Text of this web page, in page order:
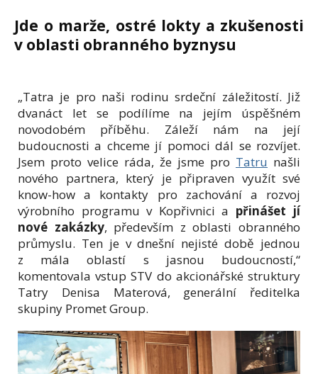
Jde o marže, ostré lokty a zkušenosti
v oblasti obranného byznysu
„Tatra je pro naši rodinu srdeční záležitostí. Již
dvanáct let se podílíme na jejím úspěšném
novodobém příběhu. Záleží nám na její
budoucnosti a chceme jí pomoci dál se rozvíjet.
Jsem proto velice ráda, že jsme pro Tatru našli
nového partnera, který je připraven využít své
know-how a kontakty pro zachování a rozvoj
výrobního programu v Kopřivnici a přinášet jí
nové zakázky, především z oblasti obranného
průmyslu. Ten je v dnešní nejisté době jednou
z mála oblastí s jasnou budoucností,“
komentovala vstup STV do akcionářské struktury
Tatry Denisa Materová, generální ředitelka
skupiny Promet Group.